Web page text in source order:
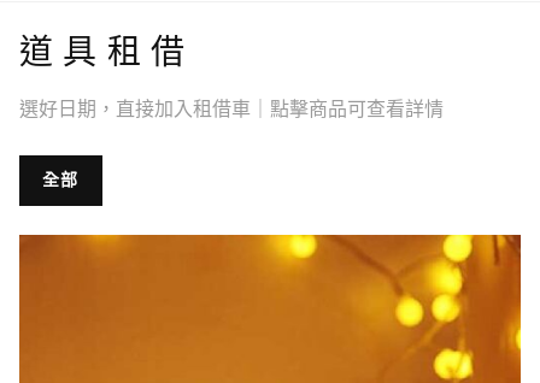
道具租借
選好日期，直接加入租借車｜點擊商品可查看詳情
全部